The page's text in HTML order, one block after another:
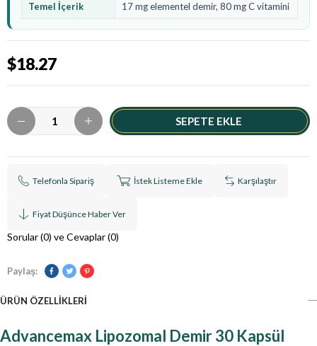
Temel İçerik 17 mg elementel demir, 80 mg C vitamini
$18.27
Telefonla Sipariş İstek Listeme Ekle Karşılaştır
Fiyat Düşünce Haber Ver
Sorular (0) ve Cevaplar (0)
Paylaş:
ÜRÜN ÖZELLIKLERI
Advancemax Lipozomal Demir 30 Kapsül